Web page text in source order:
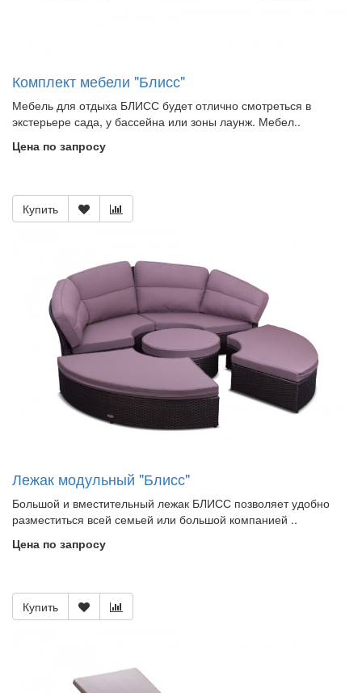
Комплект мебели "Блисс"
Мебель для отдыха БЛИСС будет отлично смотреться в
экстерьере сада, у бассейна или зоны лаунж. Мебел..
Цена по запросу
Купить
Лежак модульный "Блисс"
Большой и вместительный лежак БЛИСС позволяет удобно
разместиться всей семьей или большой компанией ..
Цена по запросу
Купить